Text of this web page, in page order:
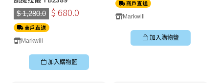
$ 1,280.0 $ 680.0
商戶直送
Markwill
加入購物籃
商戶直送
Markwill
加入購物籃